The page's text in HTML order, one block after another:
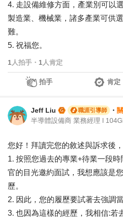
4. 走設備維修方面，產業別可以
製造業、機械業，諸多產業可供
難。
5. 祝福您。
1 人拍手 ・ 1 人肯定
拍手 肯定
Jeff Liu 職涯引導師 ・
您好！拜讀完您的敘述與訴求後
1. 按照您過去的專業+待業一段
官的目光邀約面試，我想應該是
歷。
2. 因此，您的履歷要試著去強調
3. 也因為這樣的經歷，我相信:若